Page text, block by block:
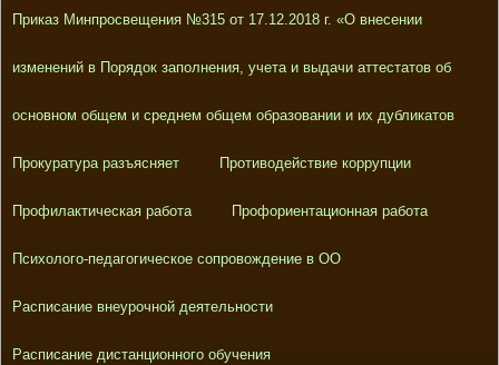
Приказ Минпросвещения №315 от 17.12.2018 г. «О внесении
изменений в Порядок заполнения, учета и выдачи аттестатов об
основном общем и среднем общем образовании и их дубликатов
Прокуратура разъясняет Противодействие коррупции
Профилактическая работа Профориентационная работа
Психолого-педагогическое сопровождение в ОО
Расписание внеурочной деятельности
Расписание дистанционного обучения